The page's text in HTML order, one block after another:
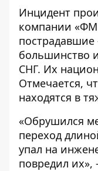
Инцидент
компании
большинство
СНГ. Их
Отмечается,
находятся в
«Обрушился
переход
упал на
повредил